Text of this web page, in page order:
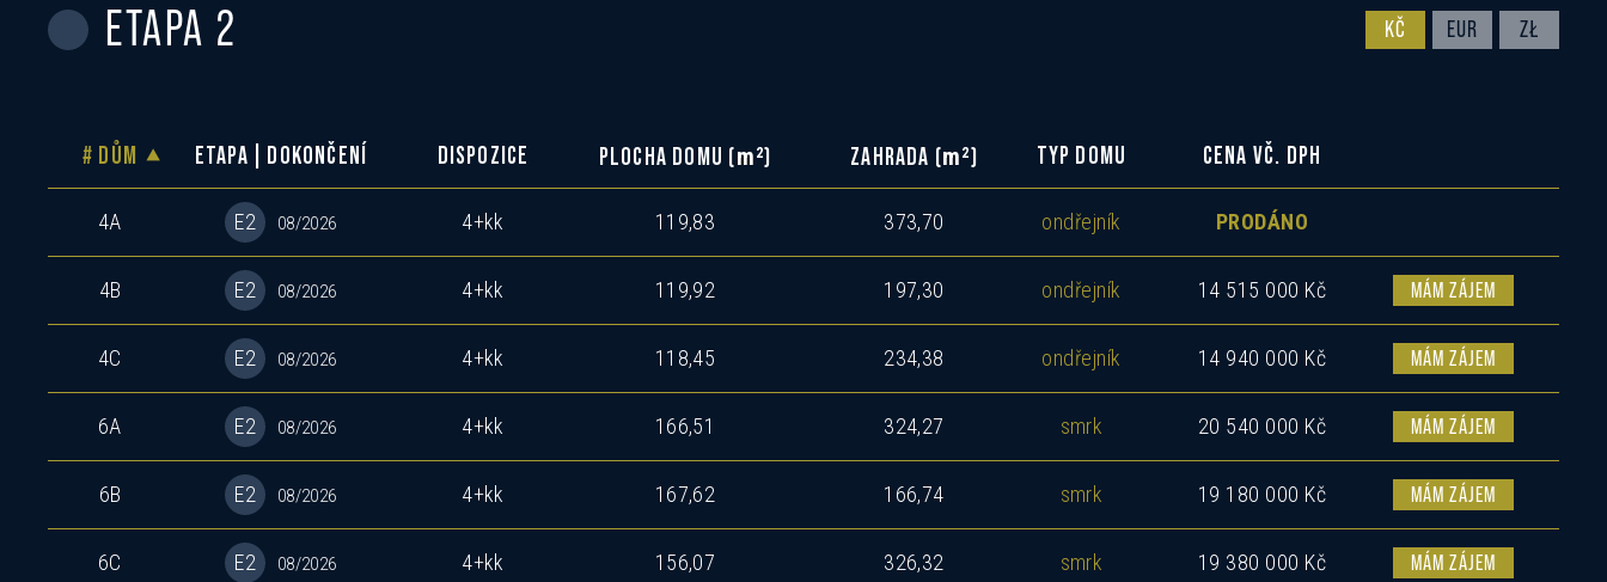
ETAPA 2 KČ EUR ZŁ
# DŮM ETAPA | DOKONČENÍ DISPOZICE PLOCHA DOMU ( m 2) ZAHRADA (m 2 ) TYP DOMU CENA VČ. DPH
4A E2 08/2026 4+kk 119,83 373,70 ondřejník PRODÁNO
4B E2 08/2026 4+kk 119,92 197,30 ondřejník 14 515 000 Kč MÁM ZÁJEM
4C E2 08/2026 4+kk 118,45 234,38 ondřejník 14 940 000 Kč MÁM ZÁJEM
6A E2 08/2026 4+kk 166,51 324,27 smrk 20 540 000 Kč MÁM ZÁJEM
6B E2 08/2026 4+kk 167,62 166,74 smrk 19 180 000 Kč MÁM ZÁJEM
6C E2 08/2026 4+kk 156,07 326,32 smrk 19 380 000 Kč MÁM ZÁJEM